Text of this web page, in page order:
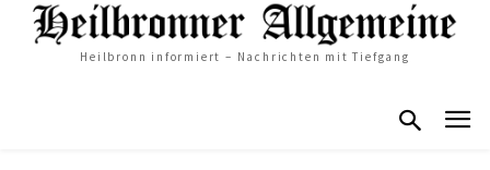
Heilbronn informiert – Nachrichten mit Tiefgang